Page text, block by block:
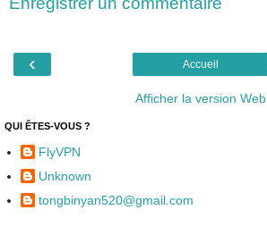
‹ Accueil
Afficher la version Web
QUI ÊTES-VOUS ?
FlyVPN
Unknown
tongbinyan520@gmail.com